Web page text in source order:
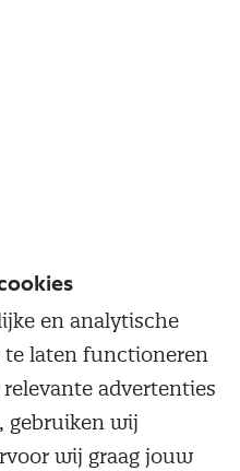
en analytische
te laten functioneren
advertenties
gebruiken wij
wij graag jouw